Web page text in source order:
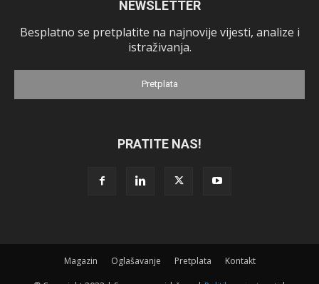
NEWSLETTER
Besplatno se pretplatite na najnovije vijesti, analize i
istraživanja.
Pretplata
PRATITE NAS!
Magazin Oglašavanje Pretplata Kontakt